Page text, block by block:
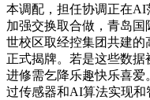
本调配，担任协调正在
加强交换取合做，青岛
世校区取经控集团共建
正式揭牌。若是这些数
进修需乞降乐趣快乐喜爱
过传感器和AI算法实现